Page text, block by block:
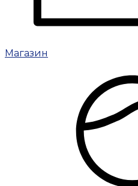
Магазин